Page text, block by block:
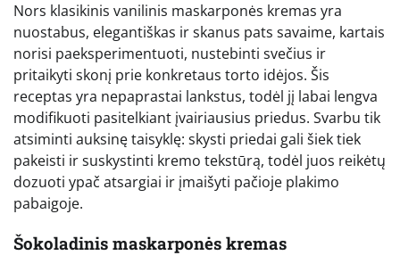
Nors klasikinis vanilinis maskarponės kremas yra
nuostabus, elegantiškas ir skanus pats savaime, kartais
norisi paeksperimentuoti, nustebinti svečius ir
pritaikyti skonį prie konkretaus torto idėjos. Šis
receptas yra nepaprastai lankstus, todėl jį labai lengva
modifikuoti pasitelkiant įvairiausius priedus. Svarbu tik
atsiminti auksinę taisyklę: skysti priedai gali šiek tiek
pakeisti ir suskystinti kremo tekstūrą, todėl juos reikėtų
dozuoti ypač atsargiai ir įmaišyti pačioje plakimo
pabaigoje.
Šokoladinis maskarponės kremas